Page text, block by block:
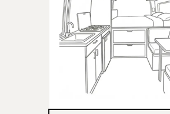
KAMPER
Produkty dedykowane do
kampera